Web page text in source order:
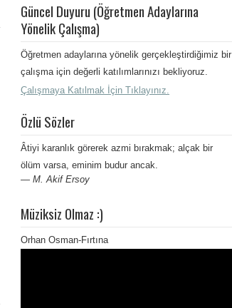
Güncel Duyuru (Öğretmen Adaylarına
Yönelik Çalışma)
Öğretmen adaylarına yönelik gerçekleştirdiğimiz bir
çalışma için değerli katılımlarınızı bekliyoruz.
Çalışmaya Katılmak İçin Tıklayınız.
Özlü Sözler
Âtiyi karanlık görerek azmi bırakmak; alçak bir
ölüm varsa, eminim budur ancak.
— M. Akif Ersoy
Müziksiz Olmaz :)
Orhan Osman-Fırtına